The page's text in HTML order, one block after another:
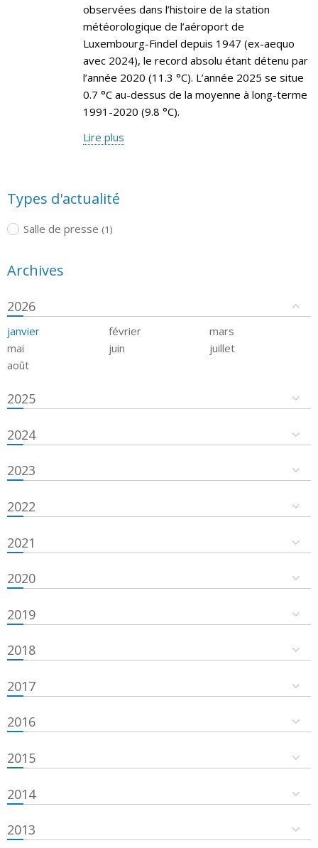
observées dans l’histoire de la station
météorologique de l’aéroport de
Luxembourg-Findel depuis 1947 (ex-aequo
avec 2024), le record absolu étant détenu par
l’année 2020 (11.3 °C). L’année 2025 se situe
0.7 °C au-dessus de la moyenne à long-terme
1991-2020 (9.8 °C).
Lire plus
Types d'actualité
Salle de presse (1)
Archives
2026
janvier février
mars
mai
juin
juillet
août
2025
2024
2023
2022
2021
2020
2019
2018
2017
2016
2015
2014
2013